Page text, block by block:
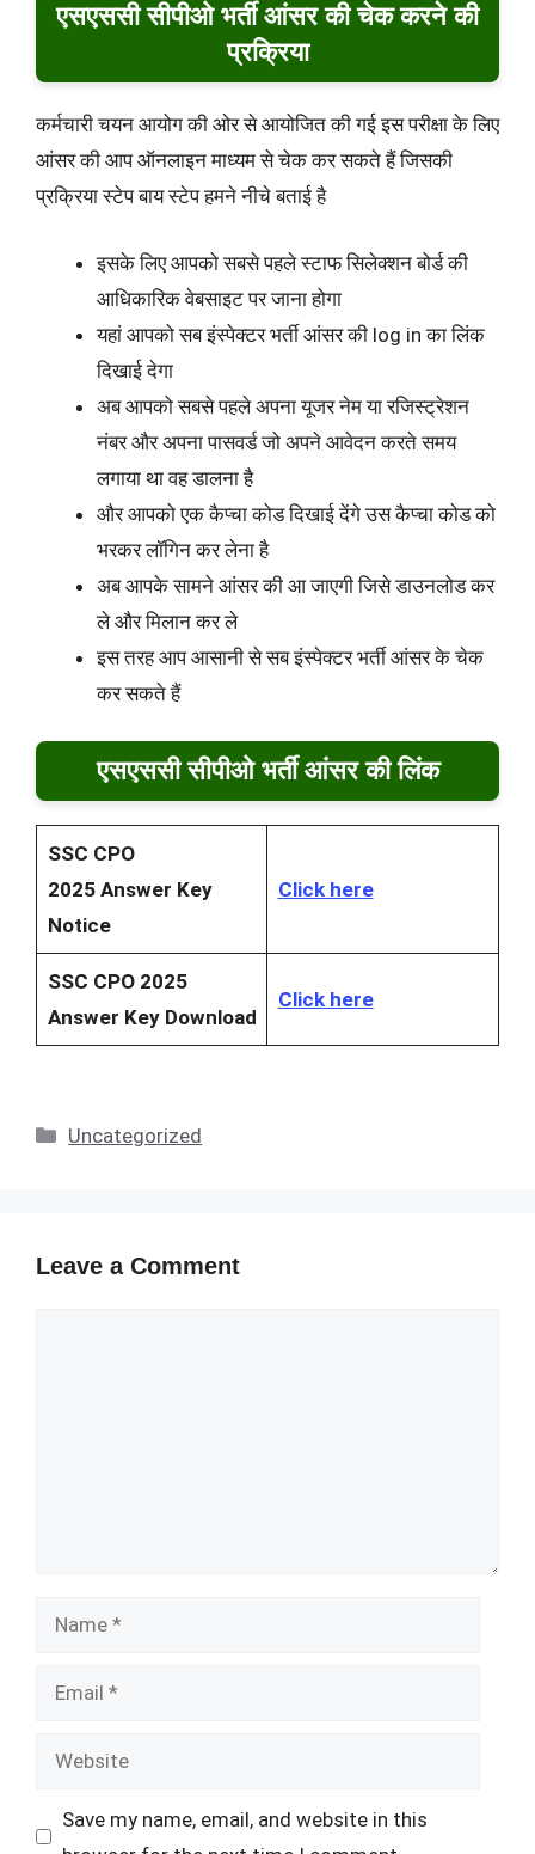
एसएससी सीपीओ भर्ती आंसर की चेक करने की
प्रक्रिया
कर्मचारी चयन आयोग की ओर से आयोजित की गई इस परीक्षा के लिए
आंसर की आप ऑनलाइन माध्यम से चेक कर सकते हैं जिसकी
प्रक्रिया स्टेप बाय स्टेप हमने नीचे बताई है
इसके लिए आपको सबसे पहले स्टाफ सिलेक्शन बोर्ड की
आधिकारिक वेबसाइट पर जाना होगा
यहां आपको सब इंस्पेक्टर भर्ती आंसर की log in का लिंक
दिखाई देगा
अब आपको सबसे पहले अपना यूजर नेम या रजिस्ट्रेशन
नंबर और अपना पासवर्ड जो अपने आवेदन करते समय
लगाया था वह डालना है
और आपको एक कैप्चा कोड दिखाई देंगे उस कैप्चा कोड को
भरकर लॉगिन कर लेना है
अब आपके सामने आंसर की आ जाएगी जिसे डाउनलोड कर
ले और मिलान कर ले
इस तरह आप आसानी से सब इंस्पेक्टर भर्ती आंसर के चेक
कर सकते हैं
एसएससी सीपीओ भर्ती आंसर की लिंक
SSC CPO
2025 Answer Key
Notice
Click here
SSC CPO 2025
Answer Key Download
Click here
Categories
Uncategorized
Leave a Comment
Name
Email
Website
Save my name, email, and website in this